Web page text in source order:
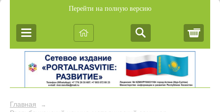
Перейти на полную версию
Главная →